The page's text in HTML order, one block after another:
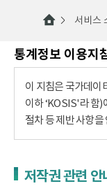
서비스
통계정보 이용지
이 지침은 국가데
이하 ‘KOSIS'라 함
절차 등 제반 사항
저작권 관련 안